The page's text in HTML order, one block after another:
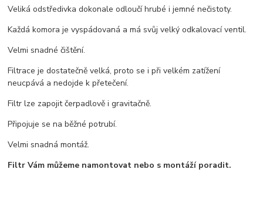
Veliká odstředivka dokonale odloučí hrubé i jemné nečistoty.
Každá komora je vyspádovaná a má svůj velký odkalovací ventil.
Velmi snadné čištění.
Filtrace je dostatečně velká, proto se i při velkém zatížení
neucpává a nedojde k přetečení.
Filtr lze zapojit čerpadlově i gravitačně.
Připojuje se na běžné potrubí.
Velmi snadná montáž.
Filtr Vám můžeme namontovat nebo s montáží poradit.